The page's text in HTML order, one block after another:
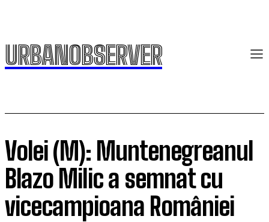
URBANOBSERVER
Volei (M): Muntenegreanul
Blazo Milic a semnat cu
vicecampioana României